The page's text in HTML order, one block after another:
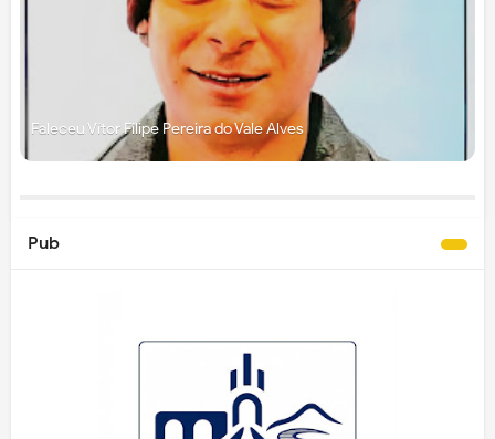
Faleceu Vítor Filipe Pereira do Vale Alves
Pub